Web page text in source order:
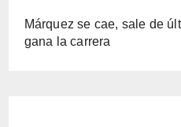
Márquez se cae, sale de
gana la carrera